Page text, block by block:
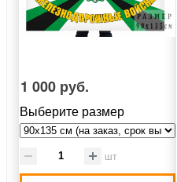
1 000 руб.
Выберите размер
шт